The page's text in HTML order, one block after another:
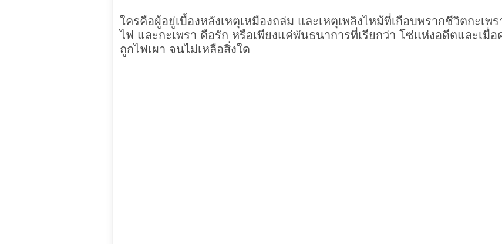
ใครคือผู้อยู่เบื้องหลังเหตุเหมืองถล่ม และเหตุเพลิงไหม้ที่เกือบพรากชีวิตกะเ
ไฟ และกะเพรา คือรัก หรือเพียงแค่พันธนาการที่เรียกว่า โซ่แห่งอดีตและเมื่
ถูกไฟเผา จนไม่เหลือสิ่งใด